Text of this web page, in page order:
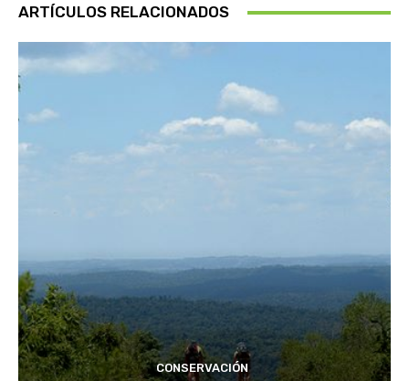
ARTÍCULOS RELACIONADOS
CONSERVACIÓN